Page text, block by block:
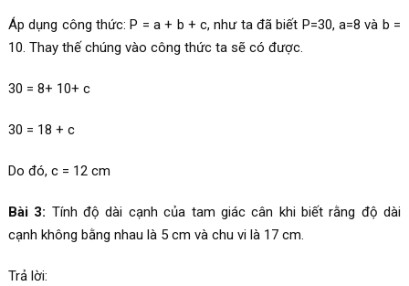
Áp dụng công thức: P = a + b + c, như ta đã biết P=30, a=8 và b =
10. Thay thế chúng vào công thức ta sẽ có được.
30 = 8+ 10+ c
30 = 18 + c
Do đó, c = 12 cm
Bài 3: Tính độ dài cạnh của tam giác cân khi biết rằng độ dài
cạnh không bằng nhau là 5 cm và chu vi là 17 cm.
Trả lời: